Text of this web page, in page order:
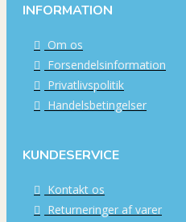
INFORMATION
Om os
Forsendelsinformation
Privatlivspolitik
Handelsbetingelser
KUNDESERVICE
Kontakt os
Returneringer af varer